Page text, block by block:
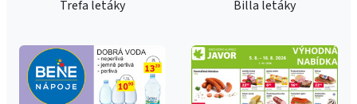
Trefa letáky Billa letáky